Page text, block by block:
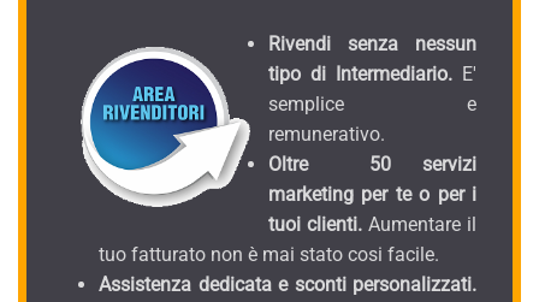
Rivendi senza nessun
tipo di Intermediario. E'
semplice e
remunerativo.
Oltre 50 servizi
marketing per te o per i
tuoi clienti. Aumentare il
tuo fatturato non è mai stato cosi facile.
Assistenza dedicata e sconti personalizzati.